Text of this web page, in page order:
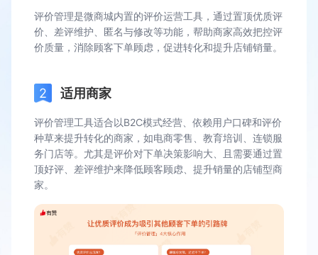
评价管理是微商城内置的评价运营工具，通过置顶优质评
价、差评维护、匿名与修改等功能，帮助商家高效把控评
价质量，消除顾客下单顾虑，促进转化和提升店铺销量。
适用商家
评价管理工具适合以B2C模式经营、依赖用户口碑和评价
种草来提升转化的商家，如电商零售、教育培训、连锁服
务门店等。尤其是评价对下单决策影响大、且需要通过置
顶好评、差评维护来降低顾客顾虑、提升销量的店铺型商
家。